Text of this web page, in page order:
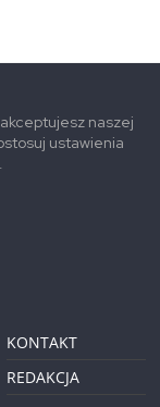
naszej
ustawienia
KONTAKT
REDAKCJA